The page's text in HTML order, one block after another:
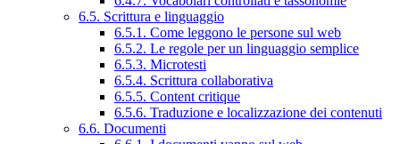
6.5. Scrittura e linguaggio
6.5.1. Come leggono le persone sul web
6.5.2. Le regole per un linguaggio semplice
6.5.3. Microtesti
6.5.4. Scrittura collaborativa
6.5.5. Content critique
6.5.6. Traduzione e localizzazione dei contenuti
6.6. Documenti